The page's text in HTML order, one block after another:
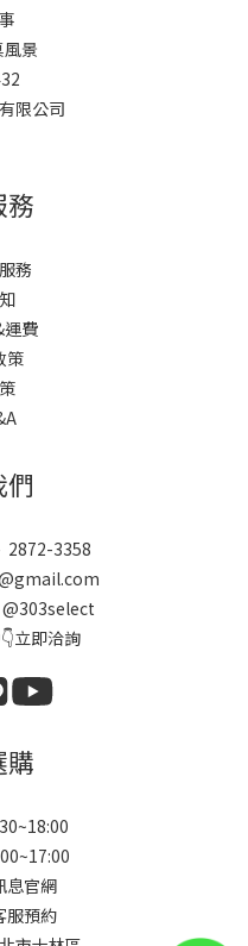
景
限公司
務
務
運費
策
2872-3358
@303select
立即洽詢
購
息官網
服預約